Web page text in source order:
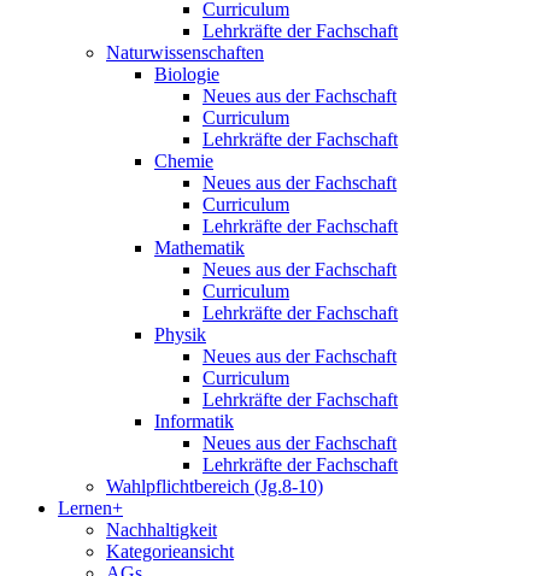
Curriculum
Lehrkräfte der Fachschaft
Naturwissenschaften
Biologie
Neues aus der Fachschaft
Curriculum
Lehrkräfte der Fachschaft
Chemie
Neues aus der Fachschaft
Curriculum
Lehrkräfte der Fachschaft
Mathematik
Neues aus der Fachschaft
Curriculum
Lehrkräfte der Fachschaft
Physik
Neues aus der Fachschaft
Curriculum
Lehrkräfte der Fachschaft
Informatik
Neues aus der Fachschaft
Lehrkräfte der Fachschaft
Wahlpflichtbereich (Jg.8-10)
Lernen+
Nachhaltigkeit
Kategorieansicht